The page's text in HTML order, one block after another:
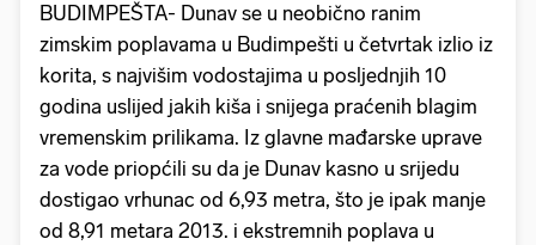
BUDIMPEŠTA- Dunav se u neobično ranim
zimskim poplavama u Budimpešti u četvrtak izlio iz
korita, s najvišim vodostajima u posljednjih 10
godina uslijed jakih kiša i snijega praćenih blagim
vremenskim prilikama. Iz glavne mađarske uprave
za vode priopćili su da je Dunav kasno u srijedu
dostigao vrhunac od 6,93 metra, što je ipak manje
od 8,91 metara 2013. i ekstremnih poplava u